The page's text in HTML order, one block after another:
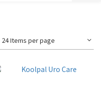
24 Items per page